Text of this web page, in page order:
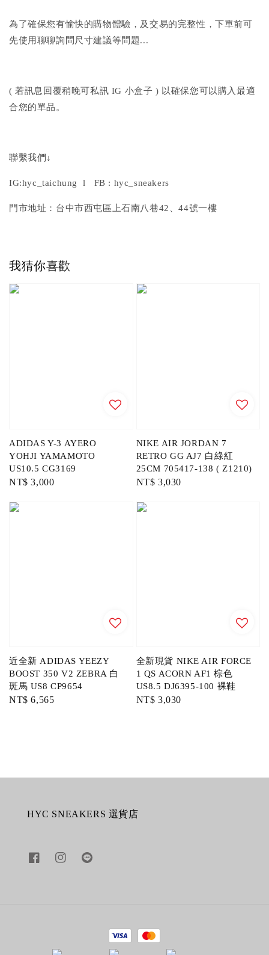
為了確保您有愉快的購物體驗，及交易的完整性，下單前可
先使用聊聊詢問尺寸建議等問題...
( 若訊息回覆稍晚可私訊 IG 小盒子 ) 以確保您可以購入最適
合您的單品。
聯繫我們↓
IG:hyc_taichung l FB : hyc_sneakers
門市地址：台中市西屯區上石南八巷42、44號一樓
我猜你喜歡
ADIDAS Y-3 AYERO
YOHJI YAMAMOTO
US10.5 CG3169
Regular
NT$ 3,000
NIKE AIR JORDAN 7
RETRO GG AJ7 白綠紅
25CM 705417-138 ( Z1210)
Regular
NT$ 3,030
近全新 ADIDAS YEEZY
BOOST 350 V2 ZEBRA 白
斑馬 US8 CP9654
Regular
NT$ 6,565
全新現貨 NIKE AIR FORCE
1 QS ACORN AF1 棕色
US8.5 DJ6395-100 裸鞋
Regular
NT$ 3,030
HYC SNEAKERS 選貨店